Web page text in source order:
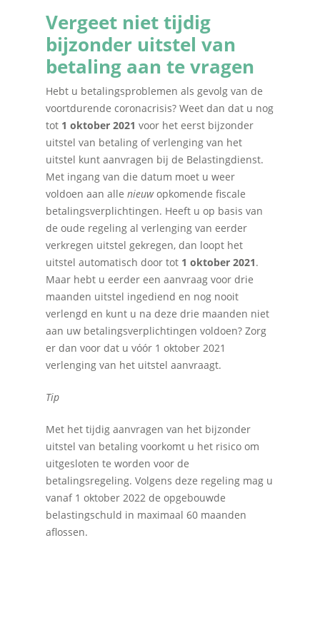
Vergeet niet tijdig
bijzonder uitstel van
betaling aan te vragen
Hebt u betalingsproblemen als gevolg van de
voortdurende coronacrisis? Weet dan dat u nog
tot 1 oktober 2021 voor het eerst bijzonder
uitstel van betaling of verlenging van het
uitstel kunt aanvragen bij de Belastingdienst.
Met ingang van die datum moet u weer
voldoen aan alle nieuwopkomende fiscale
betalingsverplichtingen. Heeft u op basis van
de oude regeling al verlenging van eerder
verkregen uitstel gekregen, dan loopt het
uitstel automatisch door tot 1 oktober 2021.
Maar hebt u eerder een aanvraag voor drie
maanden uitstel ingediend en nog nooit
verlengd en kunt u na deze drie maanden niet
aan uw betalingsverplichtingen voldoen? Zorg
er dan voor dat u vóór 1 oktober 2021
verlenging van het uitstel aanvraagt.
Tip
Met het tijdig aanvragen van het bijzonder
uitstel van betaling voorkomt u het risico om
uitgesloten te worden voor de
betalingsregeling. Volgens deze regeling mag u
vanaf 1 oktober 2022 de opgebouwde
belastingschuld in maximaal 60 maanden
aflossen.